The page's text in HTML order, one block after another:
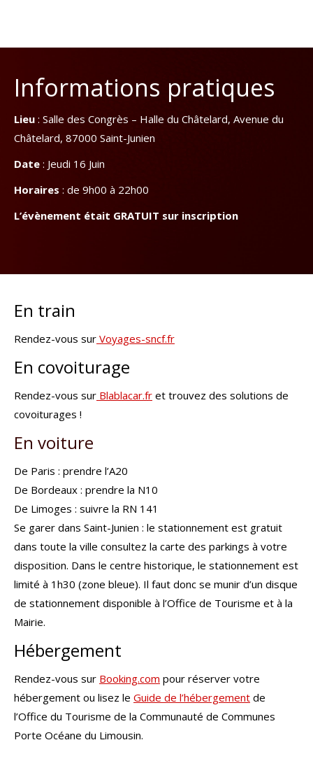
Informations pratiques
Lieu : Salle des Congrès – Halle du Châtelard, Avenue du
Châtelard, 87000 Saint-Junien
Date : Jeudi 16 Juin
Horaires : de 9h00 à 22h00
L’évènement était GRATUIT sur inscription
En train
Rendez-vous sur Voyages-sncf.fr
En covoiturage
Rendez-vous sur Blablacar.fr et trouvez des solutions de
covoiturages !
En voiture
De Paris : prendre l’A20
De Bordeaux : prendre la N10
De Limoges : suivre la RN 141
Se garer dans Saint-Junien : le stationnement est gratuit
dans toute la ville consultez la carte des parkings à votre
disposition. Dans le centre historique, le stationnement est
limité à 1h30 (zone bleue). Il faut donc se munir d’un disque
de stationnement disponible à l’Office de Tourisme et à la
Mairie.
Hébergement
Rendez-vous sur Booking.com pour réserver votre
hébergement ou lisez le Guide de l’hébergement de
l’Office du Tourisme de la Communauté de Communes
Porte Océane du Limousin.